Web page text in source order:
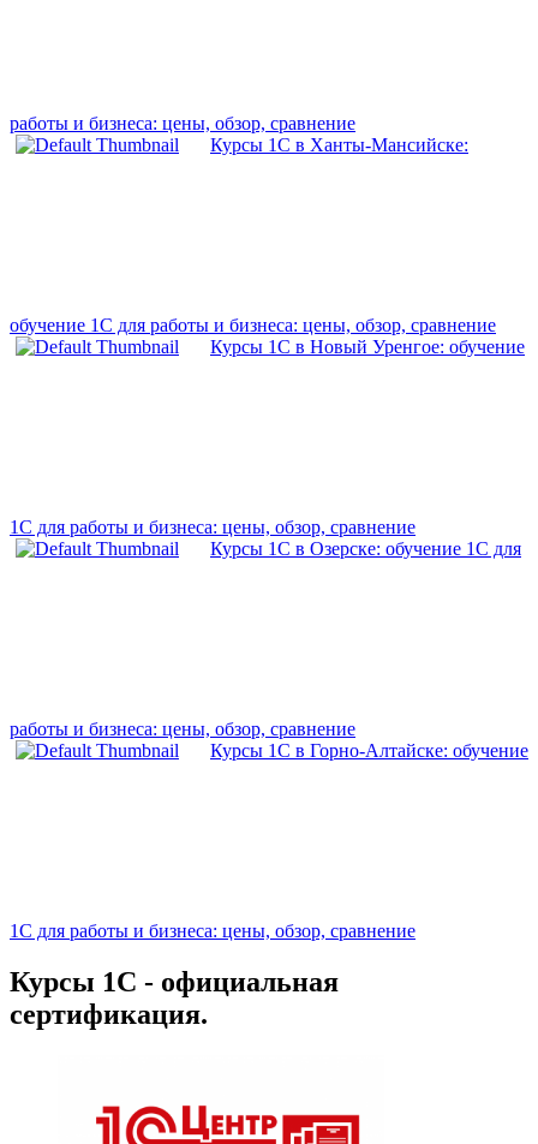
работы и бизнеса: цены, обзор, сравнение
Курсы 1С в Ханты-Мансийске:
обучение 1С для работы и бизнеса: цены, обзор, сравнение
Курсы 1С в Новый Уренгое: обучение
1С для работы и бизнеса: цены, обзор, сравнение
Курсы 1С в Озерске: обучение 1С для
работы и бизнеса: цены, обзор, сравнение
Курсы 1С в Горно-Алтайске: обучение
1С для работы и бизнеса: цены, обзор, сравнение
Курсы 1С - официальная
сертификация.